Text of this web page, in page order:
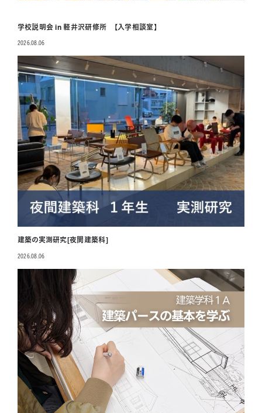
学校説明会 in 軽井沢研修所 【入学相談室】
投稿日
2026.08.06
建築の実測研究[夜間建築科]
投稿日
2026.08.06